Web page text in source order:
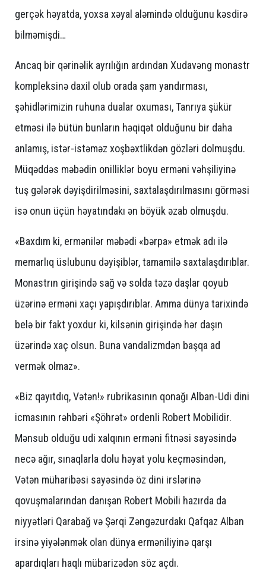
gerçək həyatda, yoxsa xəyal aləmində olduğunu kəsdirə
bilməmişdi…
Ancaq bir qərinəlik ayrılığın ardından Xudavəng monastr
kompleksinə daxil olub orada şam yandırması,
şəhidlərimizin ruhuna dualar oxuması, Tanrıya şükür
etməsi ilə bütün bunların həqiqət olduğunu bir daha
anlamış, istər-istəməz xoşbəxtlikdən gözləri dolmuşdu.
Müqəddəs məbədin onilliklər boyu erməni vəhşiliyinə
tuş gələrək dəyişdirilməsini, saxtalaşdırılmasını görməsi
isə onun üçün həyatındakı ən böyük əzab olmuşdu.
«Baxdım ki, ermənilər məbədi «bərpa» etmək adı ilə
memarlıq üslubunu dəyişiblər, tamamilə saxtalaşdırıblar.
Monastrın girişində sağ və solda təzə daşlar qoyub
üzərinə erməni xaçı yapışdırıblar. Amma dünya tarixində
belə bir fakt yoxdur ki, kilsənin girişində hər daşın
üzərində xaç olsun. Buna vandalizmdən başqa ad
vermək olmaz».
«Biz qayıtdıq, Vətən!» rubrikasının qonağı Alban-Udi dini
icmasının rəhbəri «Şöhrət» ordenli Robert Mobilidir.
Mənsub olduğu udi xalqının erməni fitnəsi sayəsində
necə ağır, sınaqlarla dolu həyat yolu keçməsindən,
Vətən müharibəsi sayəsində öz dini irslərinə
qovuşmalarından danışan Robert Mobili hazırda da
niyyətləri Qarabağ və Şərqi Zəngəzurdakı Qafqaz Alban
irsinə yiyələnmək olan dünya erməniliyinə qarşı
apardıqları haqlı mübarizədən söz açdı.